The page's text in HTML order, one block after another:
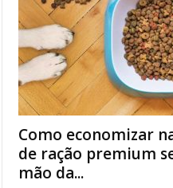
Como economizar
de ração premium
mão da...